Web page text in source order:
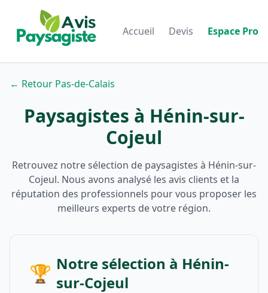
Accueil Devis Espace Pro
← Retour Pas-de-Calais
Paysagistes à Hénin-sur-
Cojeul
Retrouvez notre sélection de paysagistes à Hénin-sur-
Cojeul. Nous avons analysé les avis clients et la
réputation des professionnels pour vous proposer les
meilleurs experts de votre région.
🏆 Notre sélection à Hénin-
sur-Cojeul